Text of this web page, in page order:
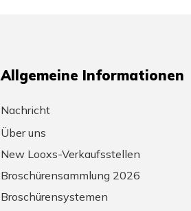
Allgemeine Informationen
Nachricht
Über uns
New Looxs-Verkaufsstellen
Broschürensammlung 2026
Broschürensystemen